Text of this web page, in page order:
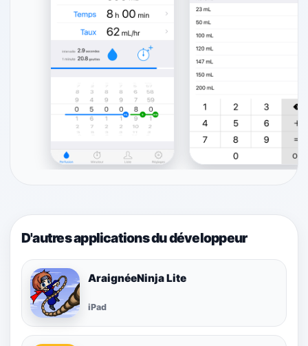
D'autres applications du développeur
AraignéeNinja Lite
iPad